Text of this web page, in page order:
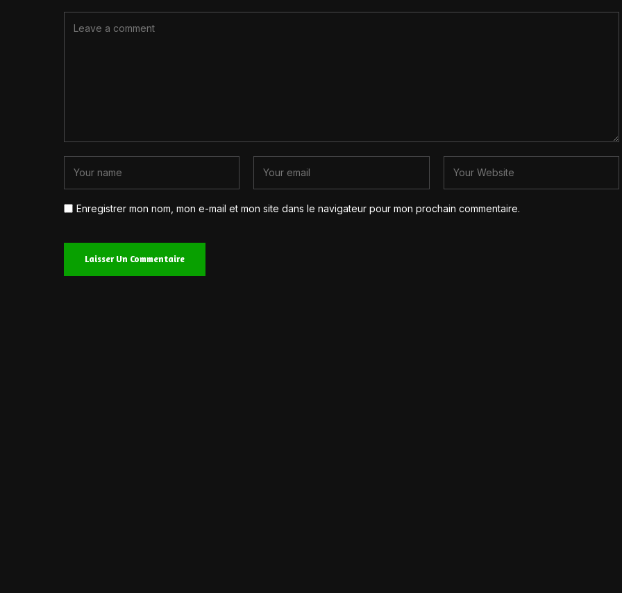
Enregistrer mon nom, mon e-mail et mon site dans le navigateur pour mon prochain commentaire.